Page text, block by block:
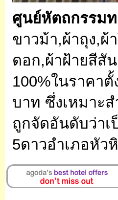
ศูนย์หัตถกรรมท
ขาวม้า,ผ้าถุง,ผ้
ดอก,ผ้าฝ้ายสีสั
100%ในราคา
บาท ซึ่งเหมาะ
ถูกจัดอันดับว่า
5ดาวอำเภอหัว